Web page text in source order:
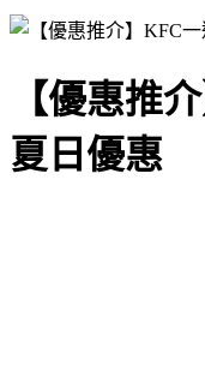
【優惠推
夏日優惠